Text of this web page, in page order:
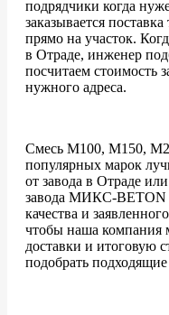
подрядчики когда
заказывается
прямо на участок.
в Отраде, инженер
посчитаем стоимость
нужного адреса.
Смесь М100, М150,
популярных марок
от завода в Отраде
завода МИКС-BETON
качества и
чтобы наша компания
доставки и итоговую
подобрать